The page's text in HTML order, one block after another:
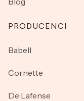
PRODUCENCI
Babell
Cornette
De Lafense